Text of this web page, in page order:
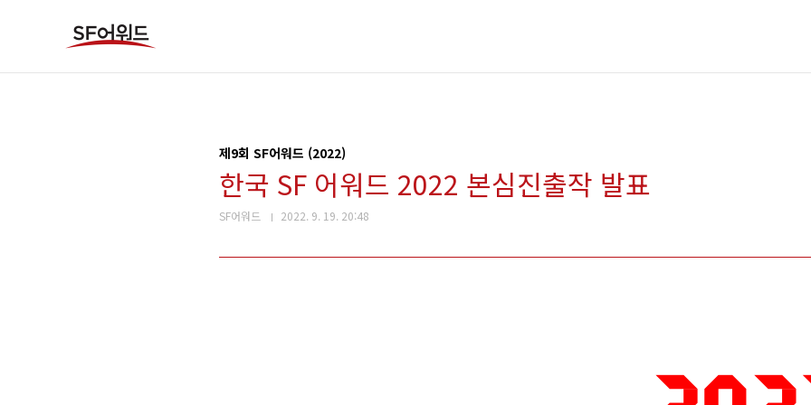
제9회 SF어워드 (2022)
한국 SF 어워드 2022 본심진출작 발표
SF어워드 2022. 9. 19. 20:48